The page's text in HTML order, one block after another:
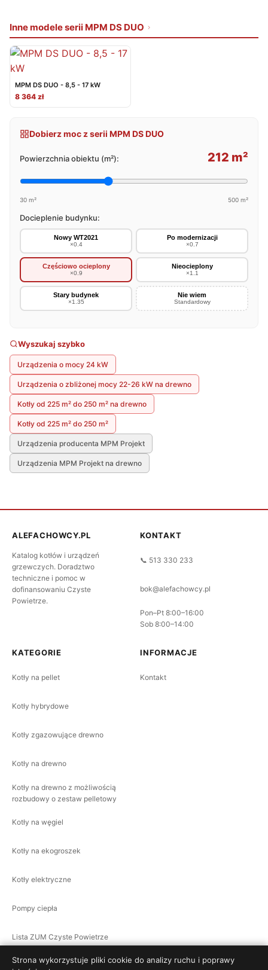
Inne modele serii MPM DS DUO
MPM DS DUO - 8,5 - 17 kW
8 364 zł
Dobierz moc z serii MPM DS DUO
Powierzchnia obiektu (m²): 212 m²
30 m² 500 m²
Docieplenie budynku:
Nowy WT2021
×0.4
Po modernizacji
×0.7
Częściowo ocieplony
×0.9
Nieocieplony
×1.1
Stary budynek
×1.35
Nie wiem
Standardowy
Wyszukaj szybko
Urządzenia o mocy 24 kW
Urządzenia o zbliżonej mocy 22-26 kW na drewno
Kotły od 225 m² do 250 m² na drewno
Kotły od 225 m² do 250 m²
Urządzenia producenta MPM Projekt
Urządzenia MPM Projekt na drewno
ALEFACHOWCY.PL
Katalog kotłów i urządzeń
grzewczych. Doradztwo
techniczne i pomoc w
dofinansowaniu Czyste
Powietrze.
KONTAKT
📞 513 330 233
bok@alefachowcy.pl
Pon–Pt 8:00–16:00
Sob 8:00–14:00
KATEGORIE
Kotły na pellet
Kotły hybrydowe
Kotły zgazowujące drewno
Kotły na drewno
Kotły na drewno z możliwością
rozbudowy o zestaw pelletowy
Kotły na węgiel
Kotły na ekogroszek
Kotły elektryczne
Pompy ciepła
Lista ZUM Czyste Powietrze
INFORMACJE
Kontakt
Strona wykorzystuje pliki cookie do analizy ruchu i poprawy